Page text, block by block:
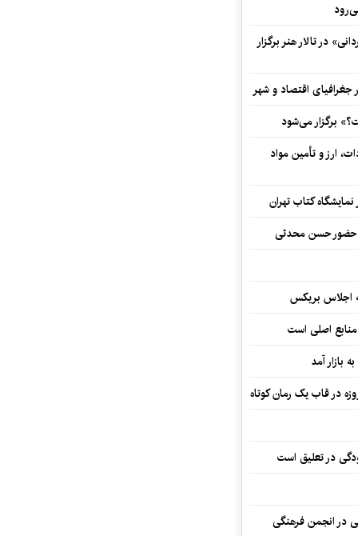
در تالار هنر برگزار
اقتصاد و شهر
برگزار می‌شود
ارز و تأمین مواد
کتاب تهران
حضور حسن محدثی
اجلاس بریکس
منابع اصلی است
بازار آمد
در تعلیق است
در انجمن فرهنگی